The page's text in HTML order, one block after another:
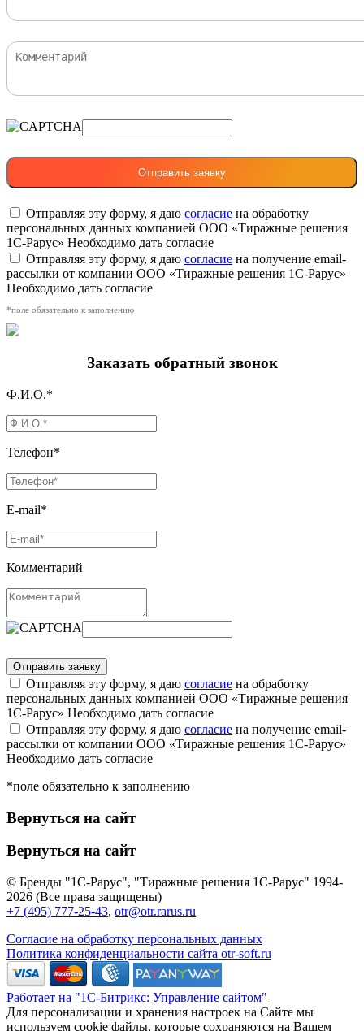
Отправляя эту форму, я даю согласие на обработку
персональных данных компанией ООО «Тиражные решения
1С-Рарус» Необходимо дать согласие
Отправляя эту форму, я даю согласие на получение email-
рассылки от компании ООО «Тиражные решения 1С-Рарус»
Необходимо дать согласие
*поле обязательно к заполнению
Заказать обратный звонок
Ф.И.О.*
Телефон*
E-mail*
Комментарий
Отправляя эту форму, я даю согласие на обработку
персональных данных компанией ООО «Тиражные решения
1С-Рарус» Необходимо дать согласие
Отправляя эту форму, я даю согласие на получение email-
рассылки от компании ООО «Тиражные решения 1С-Рарус»
Необходимо дать согласие
*поле обязательно к заполнению
Вернуться на сайт
Вернуться на сайт
© Бренды "1С-Рарус", "Тиражные решения 1С-Рарус" 1994-
2026 (Все права защищены)
+7 (495) 777-25-43, otr@otr.rarus.ru
Согласие на обработку персональных данных
Политика конфиденциальности сайта otr-soft.ru
Работает на "1С-Битрикс: Управление сайтом"
Для персонализации и хранения настроек на Сайте мы
используем cookie файлы, которые сохраняются на Вашем